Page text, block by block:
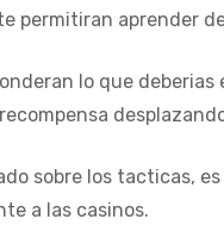
permitiran aprender
lo que
sobre los tacticas,
a las casinos.